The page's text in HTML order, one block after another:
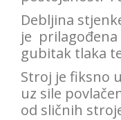
Debljina
je prilagođena
gubitak tlaka
Stroj je fiksno
uz sile
od sličnih